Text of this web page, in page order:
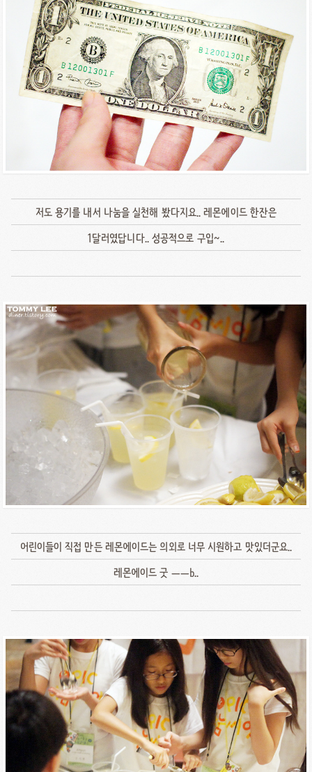
저도 용기를 내서 나눔을 실천해 봤다지요.. 레몬에이드 한잔은
1달러였답니다.. 성공적으로 구입~..
어린이들이 직접 만든 레몬에이드는 의외로 너무 시원하고 맛있더군요..
레몬에이드 굿 ㅡㅡb..